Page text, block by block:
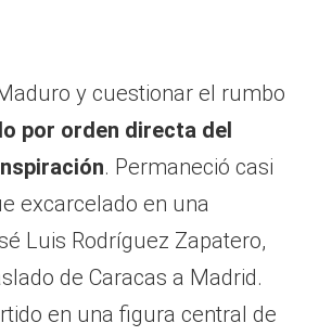
y cuestionar el rumbo
por orden directa del
. Permaneció casi
excarcelado en una
Luis Rodríguez Zapatero,
de Caracas a Madrid.
en una figura central de